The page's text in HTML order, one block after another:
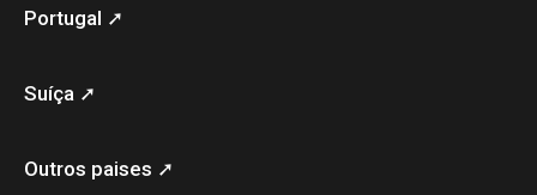
Portugal ➚
Suíça ➚
Outros paises ➚